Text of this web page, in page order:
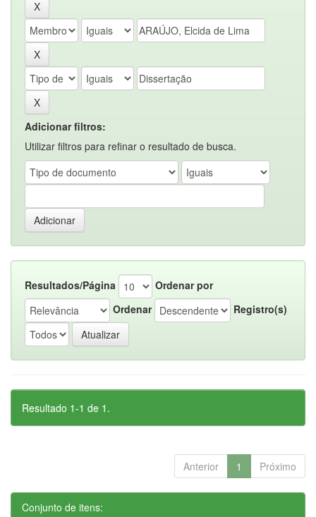
Adicionar filtros:
Utilizar filtros para refinar o resultado de busca.
Resultados/Página
Ordenar por
Ordenar
Registro(s)
Resultado 1-1 de 1.
Anterior 1 Próximo
Conjunto de itens: